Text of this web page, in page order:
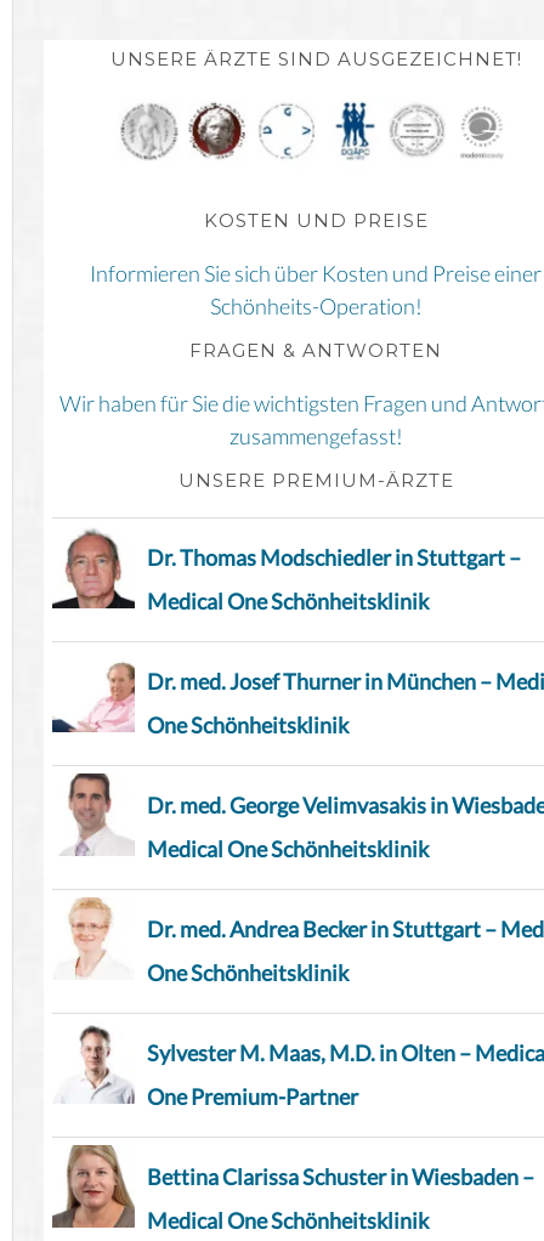
UNSERE ÄRZTE SIND AUSGEZEICHNET!
KOSTEN UND PREISE
Informieren Sie sich über Kosten und Preise einer
Schönheits-Operation!
FRAGEN & ANTWORTEN
Wir haben für Sie die wichtigsten Fragen und
zusammengefasst!
UNSERE PREMIUM-ÄRZTE
Dr. Thomas Modschiedler in Stuttgart –
Medical One Schönheitsklinik
Dr. med. Josef Thurner in München –
One Schönheitsklinik
Dr. med. George Velimvasakis in
Medical One Schönheitsklinik
Dr. med. Andrea Becker in Stuttgart –
One Schönheitsklinik
Sylvester M. Maas, M.D. in Olten –
One Premium-Partner
Bettina Clarissa Schuster in Wiesbaden –
Medical One Schönheitsklinik